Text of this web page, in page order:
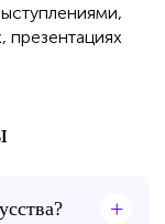
презентациях
+